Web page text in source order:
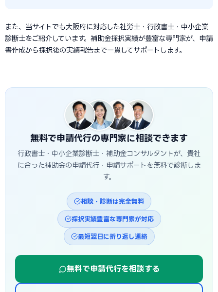
また、当サイトでも大阪府に対応した社労士・行政書士・中小企業
診断士をご紹介しています。補助金採択実績が豊富な専門家が、申請
書作成から採択後の実績報告まで一貫してサポートします。
無料で申請代行の専門家に相談できます
行政書士・中小企業診断士・補助金コンサルタントが、貴社
に合った補助金の申請代行・申請サポートを無料で診断しま
す。
相談・診断は完全無料
採択実績豊富な専門家が対応
最短翌日に折り返し連絡
無料で申請代行を相談する